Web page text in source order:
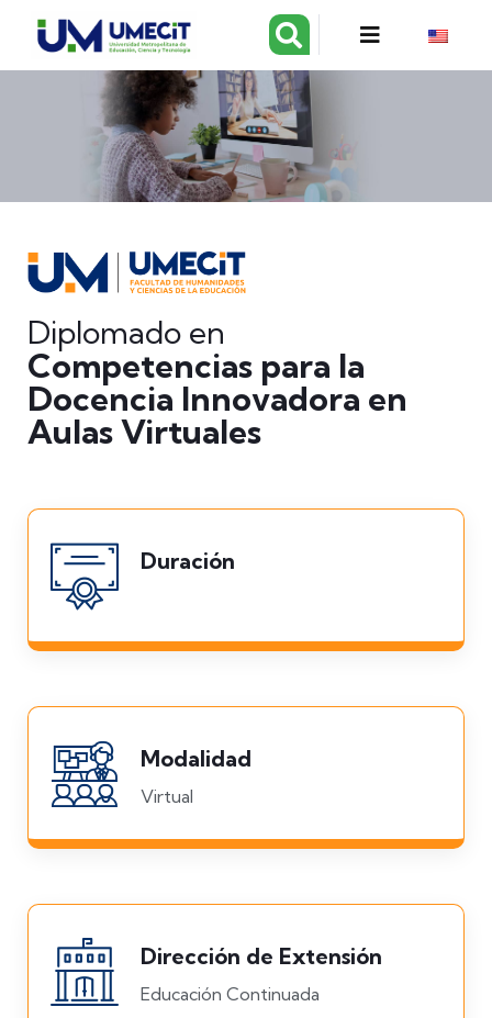
Diplomado en
Competencias para la
Docencia Innovadora en
Aulas Virtuales
Duración
Modalidad
Virtual
Dirección de Extensión
Educación Continuada